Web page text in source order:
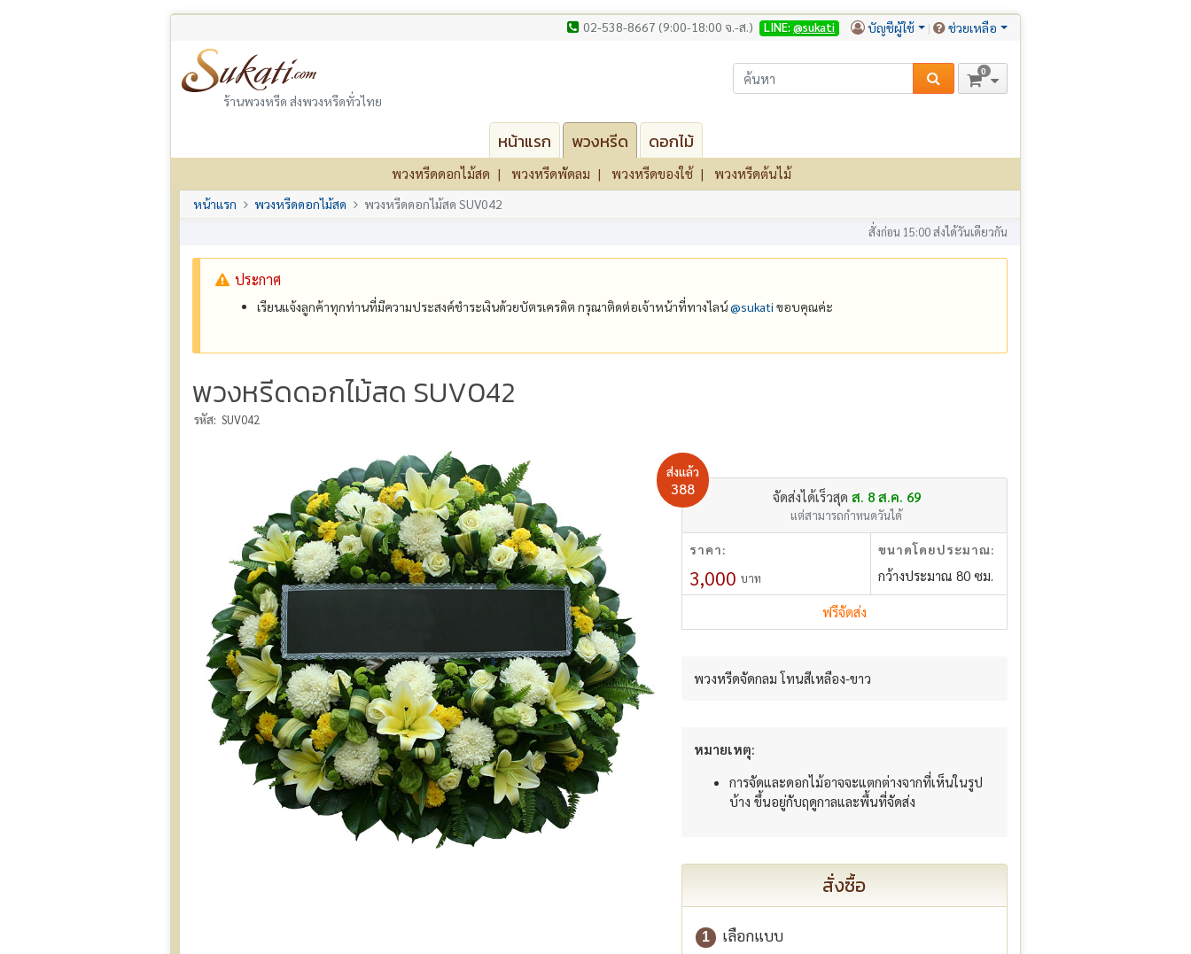
02-538-8667 (9:00-18:00 จ.-ส.) LINE:@sukati บัญชีผู้ใช้ ช่วยเหลือ
ร้านพวงหรีด ส่งพวงหรีดทั่วไทย
0
หน้าแรก พวงหรีด ดอกไม้
พวงหรีดดอกไม้สด พวงหรีดพัดลม พวงหรีดของใช้ พวงหรีดต้นไม้
หน้าแรก พวงหรีดดอกไม้สด พวงหรีดดอกไม้สด SUV042
สั่งก่อน 15:00 ส่งได้วันเดียวกัน
ประกาศ
เรียนแจ้งลูกค้าทุกท่านที่มีความประสงค์ชำระเงินด้วยบัตรเครดิต กรุณาติดต่อเจ้าหน้าที่ทางไลน์@‌sukati ขอบคุณค่ะ
พวงหรีดดอกไม้สด SUV042
รหัส: SUV042
ส่งแล้ว
388 จัดส่งได้เร็วสุด ส. 8 ส.ค. 69
แต่สามารถกำหนดวันได้
ราคา:
3,000 บาท
ขนาดโดยประมาณ:
กว้างประมาณ 80 ซม.
ฟรีจัดส่ง
พวงหรีดจัดกลม โทนสีเหลือง-ขาว
หมายเหตุ:
การจัดและดอกไม้อาจจะแตกต่างจากที่เห็นในรูป
บ้าง ขึ้นอยู่กับฤดูกาลและพื้นที่จัดส่ง
สั่งซื้อ
1 เลือกแบบ